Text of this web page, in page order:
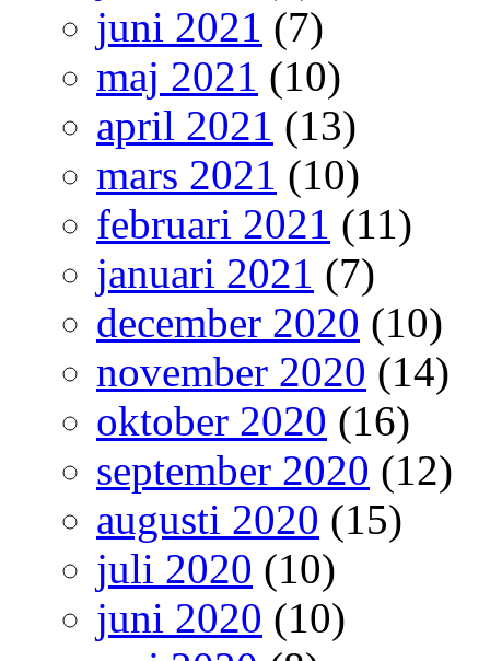
juni 2021 (7)
maj 2021 (10)
april 2021 (13)
mars 2021 (10)
februari 2021 (11)
januari 2021 (7)
december 2020 (10)
november 2020 (14)
oktober 2020 (16)
september 2020 (12)
augusti 2020 (15)
juli 2020 (10)
juni 2020 (10)